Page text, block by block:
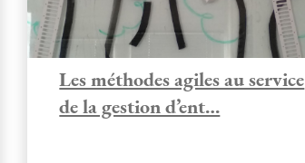
Les méthodes agiles au service
de la gestion d’ent…